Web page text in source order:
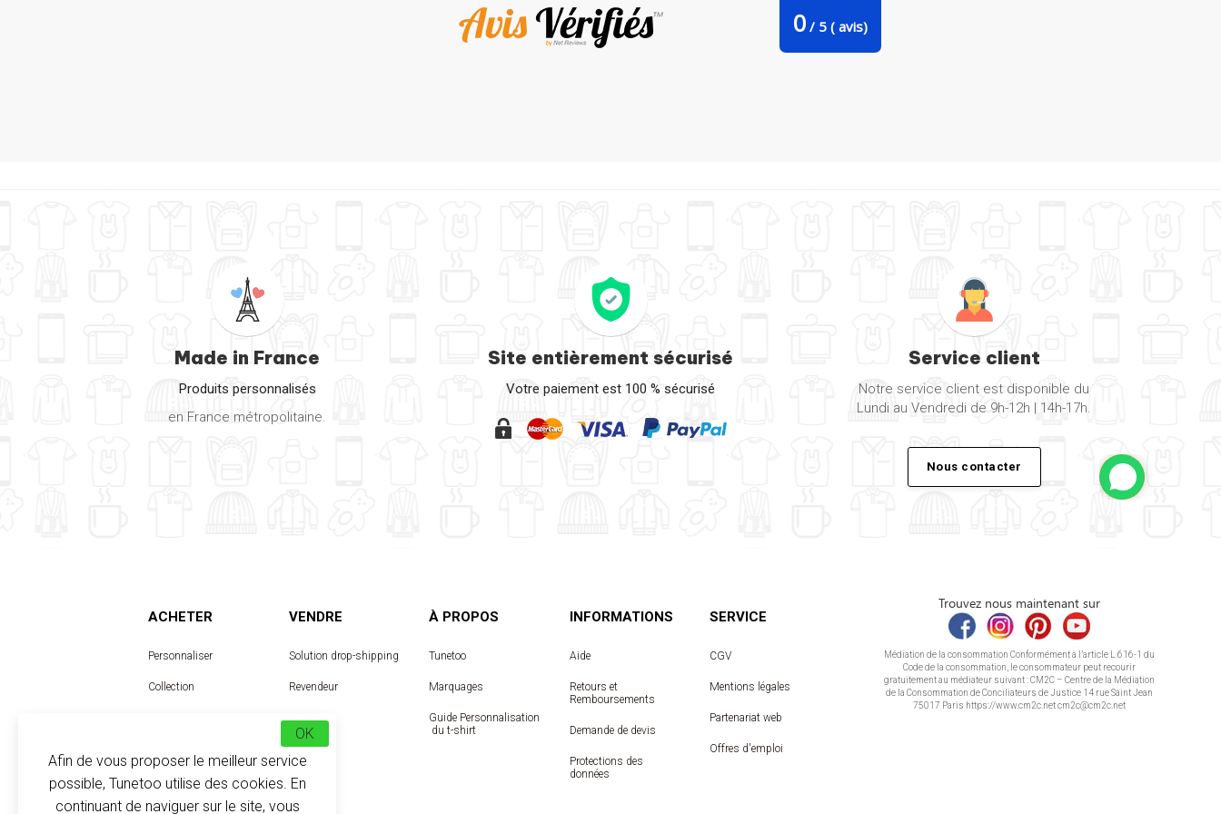
0 / 5 ( avis)
Made in France
Produits personnalisés
en France métropolitaine.
Site entièrement sécurisé
Votre paiement est 100 % sécurisé
Service client
Notre service client est disponible du
Lundi au Vendredi de 9h-12h | 14h-17h.
Nous contacter
ACHETER
Personnaliser
Collection
VENDRE
Solution drop-shipping
Revendeur
Designer
À PROPOS
Tunetoo
Marquages
Guide Personnalisation
du t-shirt
INFORMATIONS
Aide
Retours et
Remboursements
Demande de devis
Protections des
données
SERVICE
CGV
Mentions légales
Partenariat web
Offres d'emploi
Trouvez nous maintenant sur
Médiation de la consommation Conformément à l’article L.616-1 du
Code de la consommation, le consommateur peut recourir
gratuitement au médiateur suivant : CM2C – Centre de la Médiation
de la Consommation de Conciliateurs de Justice 14 rue Saint Jean
75017 Paris https://www.cm2c.net cm2c@cm2c.net
Afin de vous proposer le meilleur service
possible, Tunetoo utilise des cookies. En
continuant de naviguer sur le site, vous
OK